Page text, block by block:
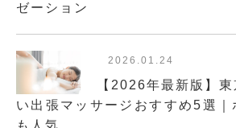
ゼーション
2026.01.24
【2026年最新版】
い出張マッサージおすすめ5選｜